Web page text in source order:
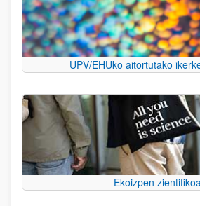
UPV/EHUko aitortutako
Ekoizpen